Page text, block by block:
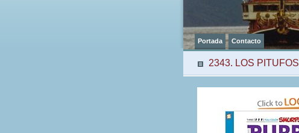
Portada Contacto
2343. LOS